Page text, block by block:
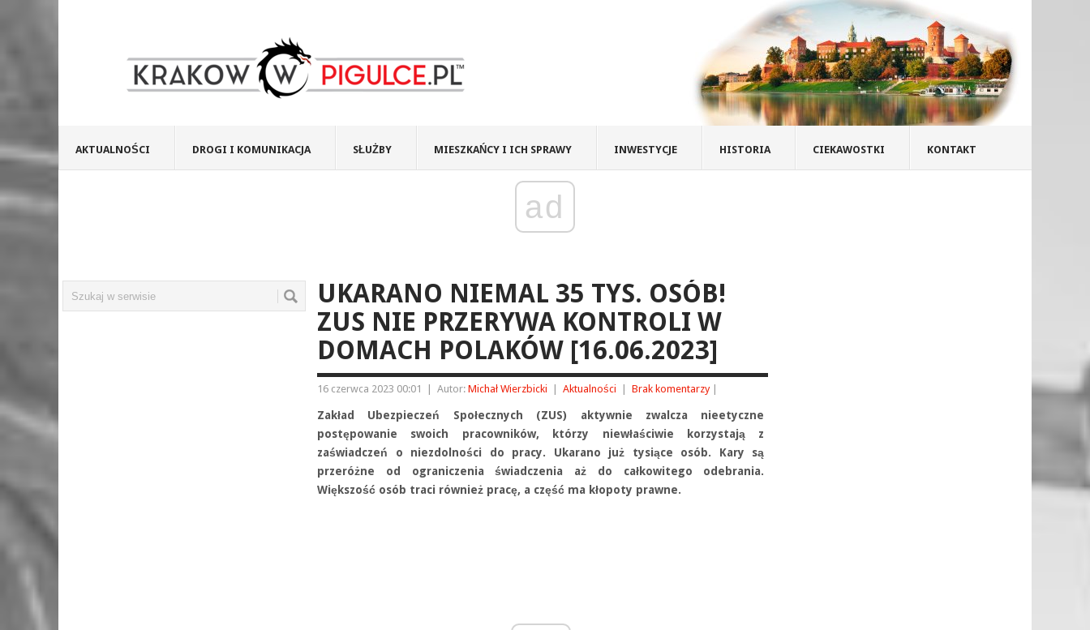
AKTUALNOŚCI DROGI I KOMUNIKACJA SŁUŻBY MIESZKAŃCY I ICH SPRAWY INWESTYCJE HISTORIA CIEKAWOSTKI KONTAKT
ad
UKARANO NIEMAL 35 TYS. OSÓB!
ZUS NIE PRZERYWA KONTROLI W
DOMACH POLAKÓW [16.06.2023]
16 czerwca 2023 00:01 Autor: Michał Wierzbicki Aktualności Brak komentarzy
Zakład Ubezpieczeń Społecznych (ZUS) aktywnie zwalcza nieetyczne
postępowanie swoich pracowników, którzy niewłaściwie korzystają z
zaświadczeń o niezdolności do pracy. Ukarano już tysiące osób. Kary są
przeróżne od ograniczenia świadczenia aż do całkowitego odebrania.
Większość osób traci również pracę, a część ma kłopoty prawne.